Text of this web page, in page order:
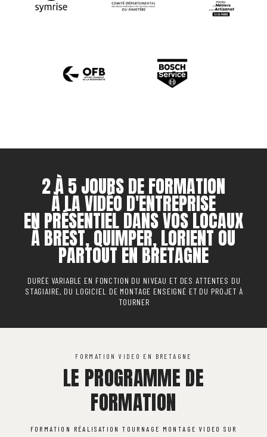
2 À 5 JOURS DE FORMATION
À LA VIDÉO D'ENTREPRISE
EN PRÉSENTIEL DANS VOS LOCAUX
À BREST, QUIMPER, LORIENT OU
PARTOUT EN BRETAGNE
DURÉE VARIABLE EN FONCTION DU NIVEAU ET DES ATTENTES DU
STAGIAIRE, DU LOGICIEL DE MONTAGE ENSEIGNÉ ET DU PROJET À
TOURNER
FORMATION VIDEO EN BRETAGNE
LE PROGRAMME DE
FORMATION
FORMATION RÉALISATION TOURNAGE MONTAGE VIDEO SUR